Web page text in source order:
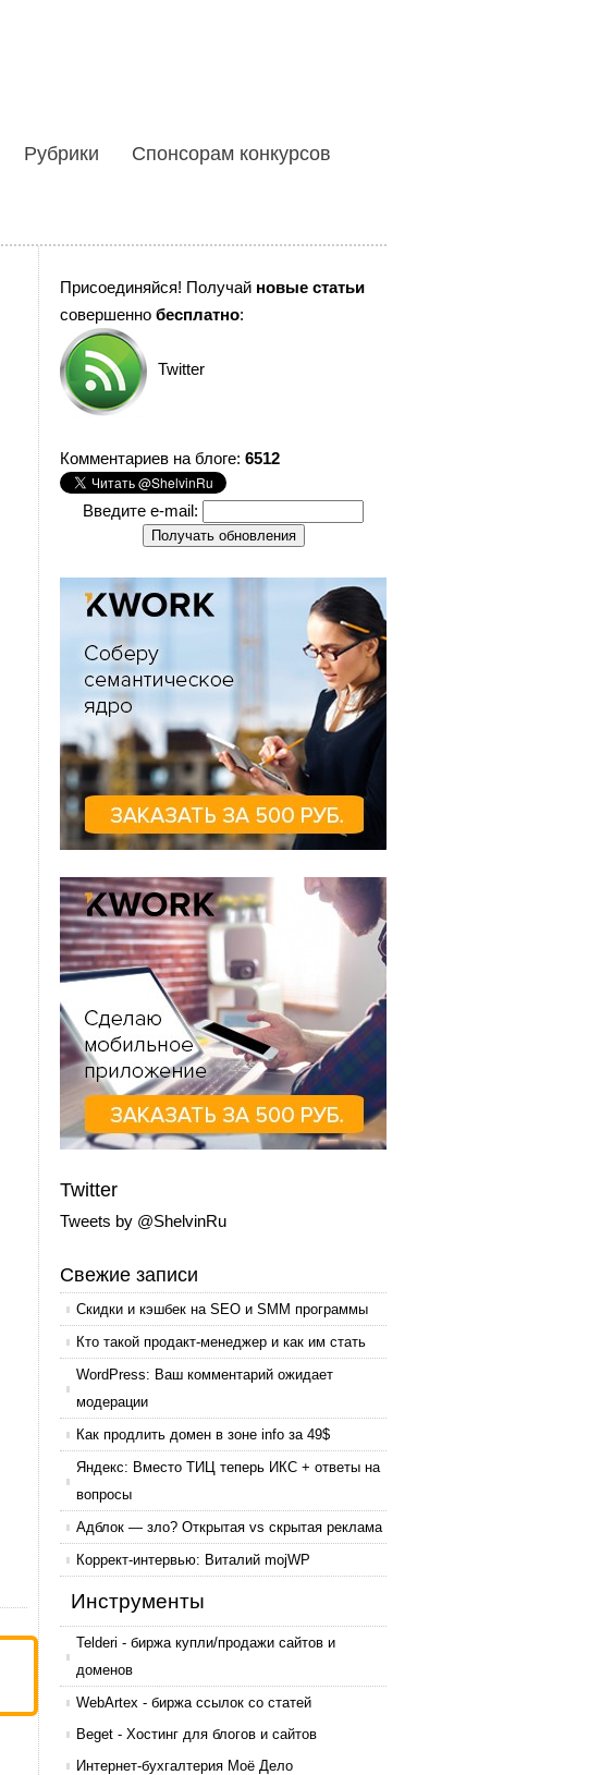
Рубрики Спонсорам конкурсов
Присоединяйся! Получай новые статьи
совершенно бесплатно:
Twitter
Комментариев на блоге: 6512
Введите e-mail:
Twitter
Tweets by @ShelvinRu
Свежие записи
Скидки и кэшбек на SEO и SMM программы
Кто такой продакт-менеджер и как им стать
WordPress: Ваш комментарий ожидает
модерации
Как продлить домен в зоне info за 49$
Яндекс: Вместо ТИЦ теперь ИКС + ответы на
вопросы
Адблок — зло? Открытая vs скрытая реклама
Коррект-интервью: Виталий mojWP
Инструменты
Telderi - биржа купли/продажи сайтов и
доменов
WebArtex - биржа ссылок со статей
Beget - Хостинг для блогов и сайтов
Интернет-бухгалтерия Моё Дело